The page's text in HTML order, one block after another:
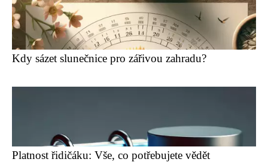
Kdy sázet slunečnice pro zářivou zahradu?
Platnost řidičáku: Vše, co potřebujete vědět